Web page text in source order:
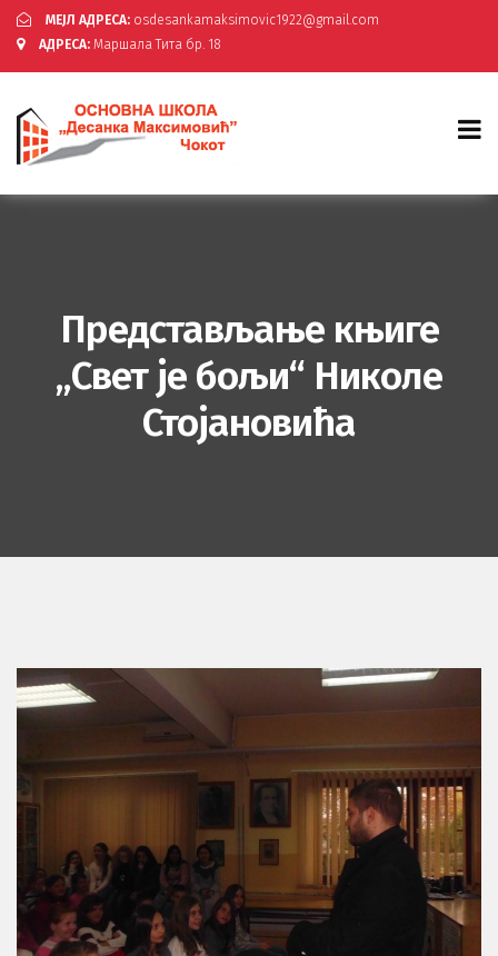
МЕЈЛ АДРЕСА: osdesankamaksimovic1922@gmail.com
АДРЕСА: Маршала Тита бр. 18
Представљање књиге
„Свет је бољи“ Николе
Стојановића